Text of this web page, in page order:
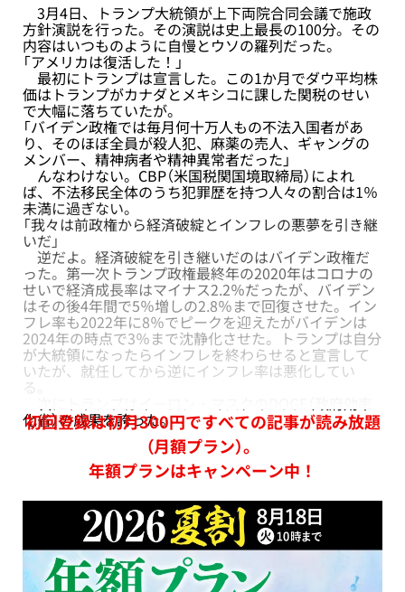
3月4日、トランプ大統領が上下両院合同会議で施政
方針演説を行った。その演説は史上最長の100分。その
内容はいつものように自慢とウソの羅列だった。
「アメリカは復活した！」
最初にトランプは宣言した。この1か月でダウ平均株
価はトランプがカナダとメキシコに課した関税のせい
で大幅に落ちていたが。
「バイデン政権では毎月何十万人もの不法入国者があ
り、そのほぼ全員が殺人犯、麻薬の売人、ギャングの
メンバー、精神病者や精神異常者だった」
んなわけない。CBP（米国税関国境取締局）によれ
ば、不法移民全体のうち犯罪歴を持つ人々の割合は1％
未満に過ぎない。
「我々は前政権から経済破綻とインフレの悪夢を引き継
いだ」
逆だよ。経済破綻を引き継いだのはバイデン政権だ
った。第一次トランプ政権最終年の2020年はコロナの
せいで経済成長率はマイナス2.2％だったが、バイデン
はその後4年間で5％増しの2.8％まで回復させた。イン
フレ率も2022年に8％でピークを迎えたがバイデンは
2024年の時点で3％まで沈静化させた。トランプは自分
が大統領になったらインフレを終わらせると宣言して
いたが、就任してから逆にインフレ率は悪化してい
る。
化省）の成果を誇った。
初回登録は初月300円ですべての記事が読み放題
（月額プラン）。
年額プランはキャンペーン中！